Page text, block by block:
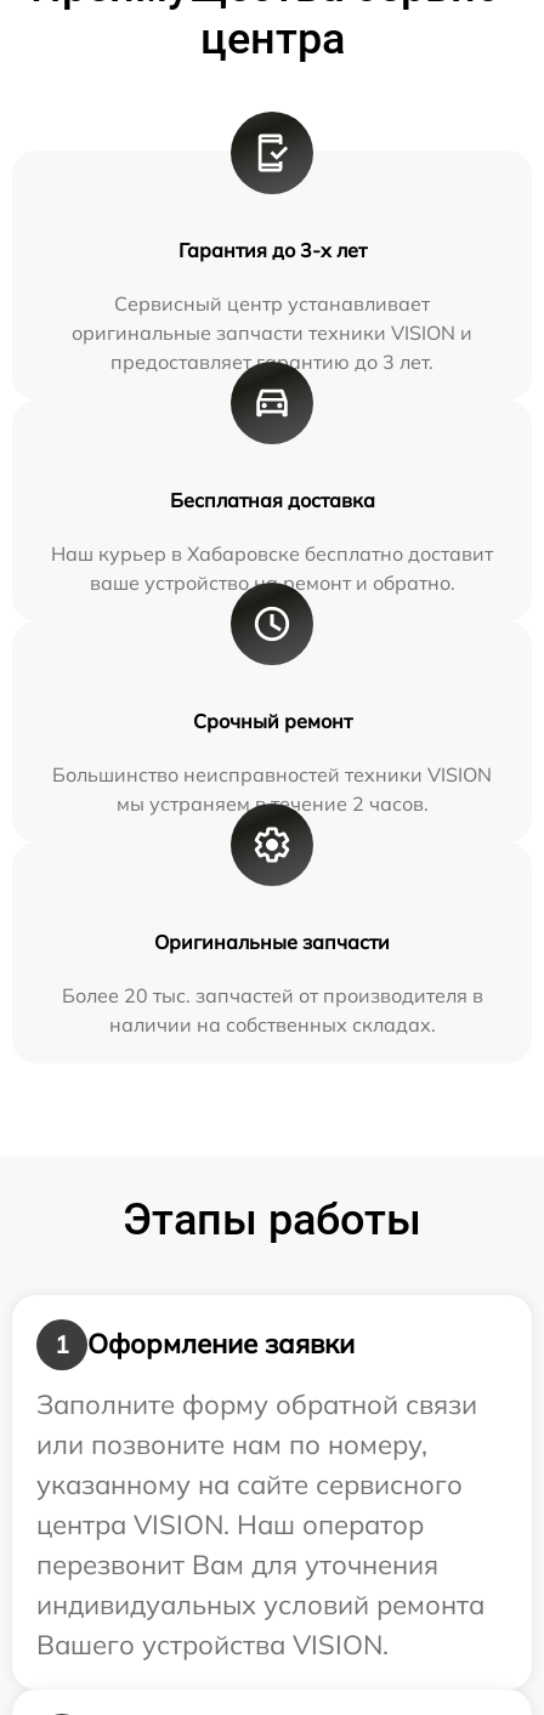
центра
Гарантия до 3-х лет
Сервисный центр устанавливает
оригинальные запчасти техники VISION и
предоставляет гарантию до 3 лет.
Бесплатная доставка
Наш курьер в Хабаровске бесплатно доставит
ваше устройство на ремонт и обратно.
Срочный ремонт
Большинство неисправностей техники VISION
мы устраняем в течение 2 часов.
Оригинальные запчасти
Более 20 тыс. запчастей от производителя в
наличии на собственных складах.
Этапы работы
1
Оформление заявки
Заполните форму обратной связи
или позвоните нам по номеру,
указанному на сайте сервисного
центра VISION. Наш оператор
перезвонит Вам для уточнения
индивидуальных условий ремонта
Вашего устройства VISION.